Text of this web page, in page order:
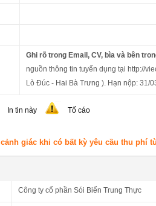
Ghi rõ trong Email, CV, bìa và bên
nguồn thông tin tuyển dụng tại http://
Lò Đúc - Hai Bà Trưng ). Hạn nộp: 31/
In tin này Tố cáo
giác khi có bất kỳ yêu cầu thu phí
Công ty cổ phần Sói Biển Trung Thực